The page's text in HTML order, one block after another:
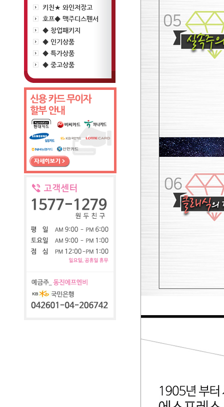
키친★ 와인저장고
호프◆ 맥주디스펜서
◆ 창업패키지
◆ 인기상품
◆ 특가상품
◆ 중고상품